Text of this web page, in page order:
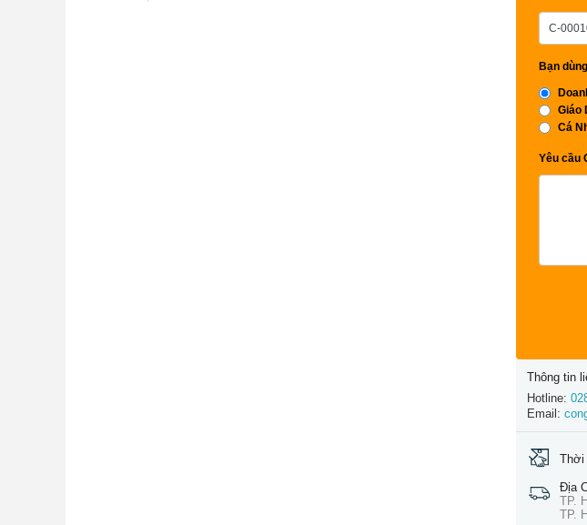
Bạn
Giáo
Cá
Yêu cầu
Thông tin
Hotline:
Email:
Thời
Địa
TP.
TP.